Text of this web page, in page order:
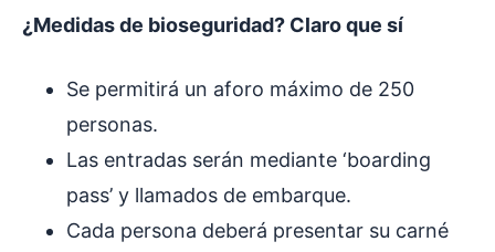
¿Medidas de bioseguridad? Claro que sí
Se permitirá un aforo máximo de 250
personas.
Las entradas serán mediante ‘boarding
pass’ y llamados de embarque.
Cada persona deberá presentar su carné